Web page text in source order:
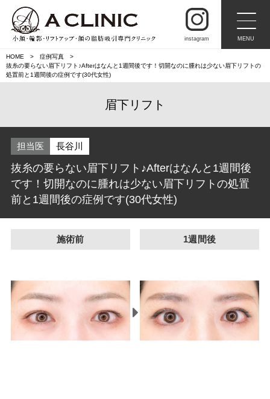
instagram MENU
HOME
症例写真
抜糸の要らない眉下リフト♪Afterはなんと1週間後です！切開なのに腫れは少ない眉下リフトの
処置前と1週間後の症例です(30代女性)
眉下リフト
担当医 長谷川
抜糸の要らない眉下リフト♪Afterはなんと1週間後
です！切開なのに腫れは少ない眉下リフトの処置
前と1週間後の症例です(30代女性)
施術前 1週間後